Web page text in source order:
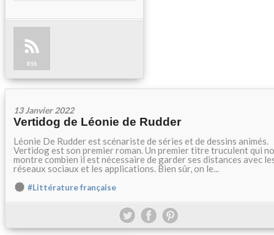
RSS
13 Janvier 2022
Vertidog de Léonie de Rudder
Léonie De Rudder est scénariste de séries et de dessins animés.
Vertidog est son premier roman. Un premier titre truculent qui
montre combien il est nécessaire de garder ses distances avec
réseaux sociaux et les applications. Bien sûr, on le...
#Littérature française